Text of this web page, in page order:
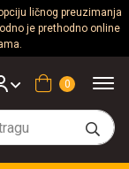
ličnog preuzimanja
je prethodno online
Korpa